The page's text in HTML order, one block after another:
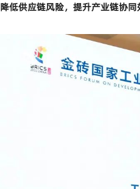
降低供应链风险，提升产业链协同